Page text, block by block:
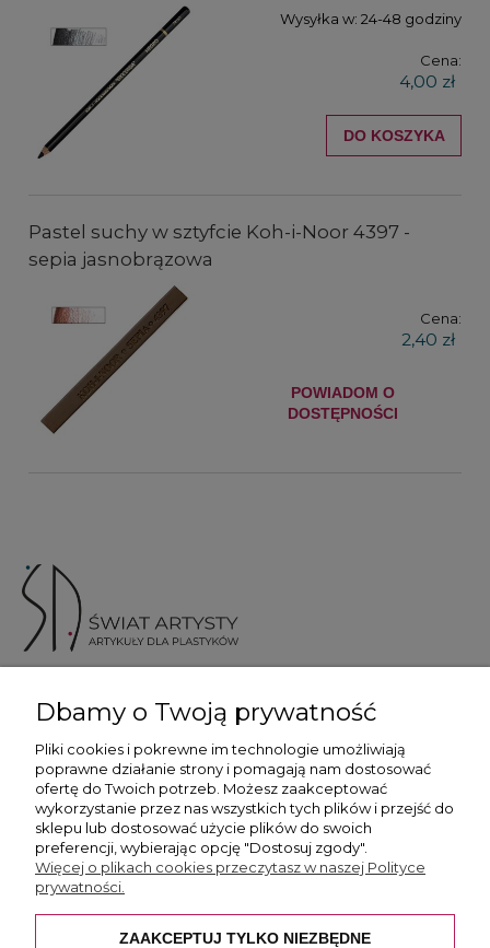
Wysyłka w: 24-48 godziny
Cena:
4,00 zł
DO KOSZYKA
Pastel suchy w sztyfcie Koh-i-Noor 4397 -
sepia jasnobrązowa
Cena:
2,40 zł
POWIADOM O
DOSTĘPNOŚCI
Więcej informacji
Płatność i dostawa
Pomoc
Dbamy o Twoją prywatność
Pliki cookies i pokrewne im technologie umożliwiają
poprawne działanie strony i pomagają nam dostosować
ofertę do Twoich potrzeb. Możesz zaakceptować
wykorzystanie przez nas wszystkich tych plików i przejść do
sklepu lub dostosować użycie plików do swoich
preferencji, wybierając opcję "Dostosuj zgody".
Więcej o plikach cookies przeczytasz w naszej Polityce
prywatności.
ZAAKCEPTUJ TYLKO NIEZBĘDNE